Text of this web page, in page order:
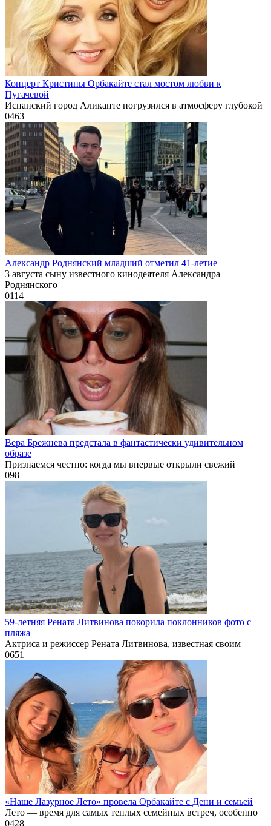
Концерт Кристины Орбакайте стал мостом любви к
Пугачевой
Испанский город Аликанте погрузился в атмосферу глубокой
0463
Александр Роднянский младший отметил 41-летие
3 августа сыну известного кинодеятеля Александра
Роднянского
0114
Вера Брежнева предстала в фантастически удивительном
образе
Признаемся честно: когда мы впервые открыли свежий
098
59-летняя Рената Литвинова покорила поклонников фото с
пляжа
Актриса и режиссер Рената Литвинова, известная своим
0651
«Наше Лазурное Лето» провела Орбакайте с Дени и семьей
Лето — время для самых теплых семейных встреч, особенно
0428